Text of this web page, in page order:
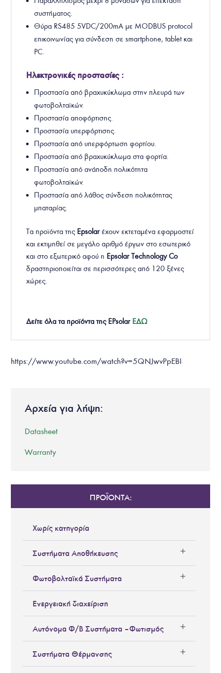
συστήματος.
Θύρα RS485 5VDC/200mA με MODBUS protocol
επικοινωνίας για σύνδεση σε smartphone, tablet και
PC.
Ηλεκτρονικές προστασίες :
Προστασία από βραχυκύκλωμα στην πλευρά των
φωτοβολταϊκών.
Προστασία αποφόρτισης.
Προστασία υπερφόρτισης.
Προστασία από υπερφόρτωση φορτίου.
Προστασία από βραχυκύκλωμα στα φορτία.
Προστασία από ανάποδη πολικότητα
φωτοβολταϊκών.
Προστασία από λάθος σύνδεση πολικότητας
μπαταρίας.
Τα προϊόντα της Epsolarέχουν εκτεταμένα εφαρμοστεί
και εκτιμηθεί σε μεγάλο αριθμό έργων στο εσωτερικό
και στο εξωτερικό αφού η Epsolar Technology Co
δραστηριοποιείται σε περισσότερες από 120 ξένες
χώρες.
Δείτε όλα τα προϊόντα της EPsolar ΕΔΩ
https://www.youtube.com/watch?v=5QNJwvPpEBI
Αρχεία για λήψη:
Datasheet
Warranty
ΠΡΟΪΟΝΤΑ:
Χωρίς κατηγορία
Συστήματα Αποθήκευσης
Φωτοβολταϊκά Συστήματα
Ενεργειακή διαχείριση
Αυτόνομα Φ/Β Συστήματα – Φωτισμός
Συστήματα Θέρμανσης